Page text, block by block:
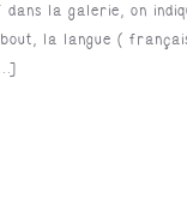
dans la galerie, on
la langue (